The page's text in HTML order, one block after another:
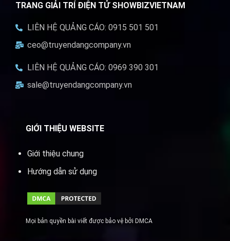
TRANG GIẢI TRÍ ĐIỆN TỬ SHOWBIZVIETNAM
LIÊN HỆ QUẢNG CÁO: 0915 501 501
ceo@truyendangcompany.vn
LIÊN HỆ QUẢNG CÁO: 0969 390 301
sale@truyendangcompany.vn
GIỚI THIỆU WEBSITE
Giới thiệu chung
Hướng dẫn sử dụng
Mọi bản quyền bài viết được bảo vệ bởi DMCA